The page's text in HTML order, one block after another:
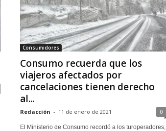
Consumidores
Consumo recuerda que los
viajeros afectados por
cancelaciones tienen derecho
al...
Redacción - 11 de enero de 2021 0
El Ministerio de Consumo recordó a los turoperadores,